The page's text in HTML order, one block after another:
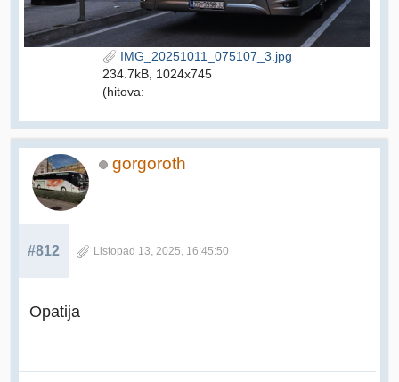
IMG_20251011_075107_3.jpg
234.7kB, 1024x745
(hitova:
gorgoroth
#812 Listopad 13, 2025, 16:45:50
Opatija